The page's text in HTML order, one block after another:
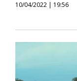
10/04/2022 | 19:56